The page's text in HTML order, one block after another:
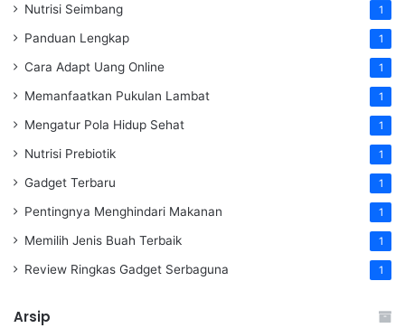
Nutrisi Seimbang 1
Panduan Lengkap 1
Cara Adapt Uang Online 1
Memanfaatkan Pukulan Lambat 1
Mengatur Pola Hidup Sehat 1
Nutrisi Prebiotik 1
Gadget Terbaru 1
Pentingnya Menghindari Makanan 1
Memilih Jenis Buah Terbaik 1
Review Ringkas Gadget Serbaguna 1
Arsip